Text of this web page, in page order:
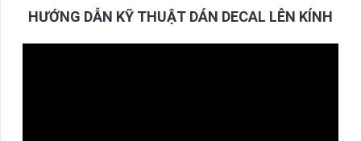
HƯỚNG DẪN KỸ THUẬT DÁN DECAL LÊN KÍNH